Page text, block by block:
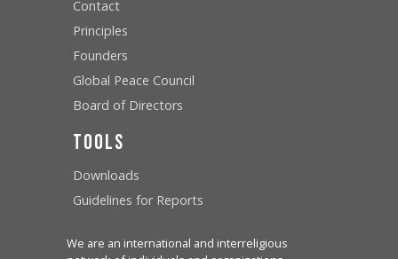
Contact
Principles
Founders
Global Peace Council
Board of Directors
Tools
Downloads
Guidelines for Reports
We are an international and interreligious